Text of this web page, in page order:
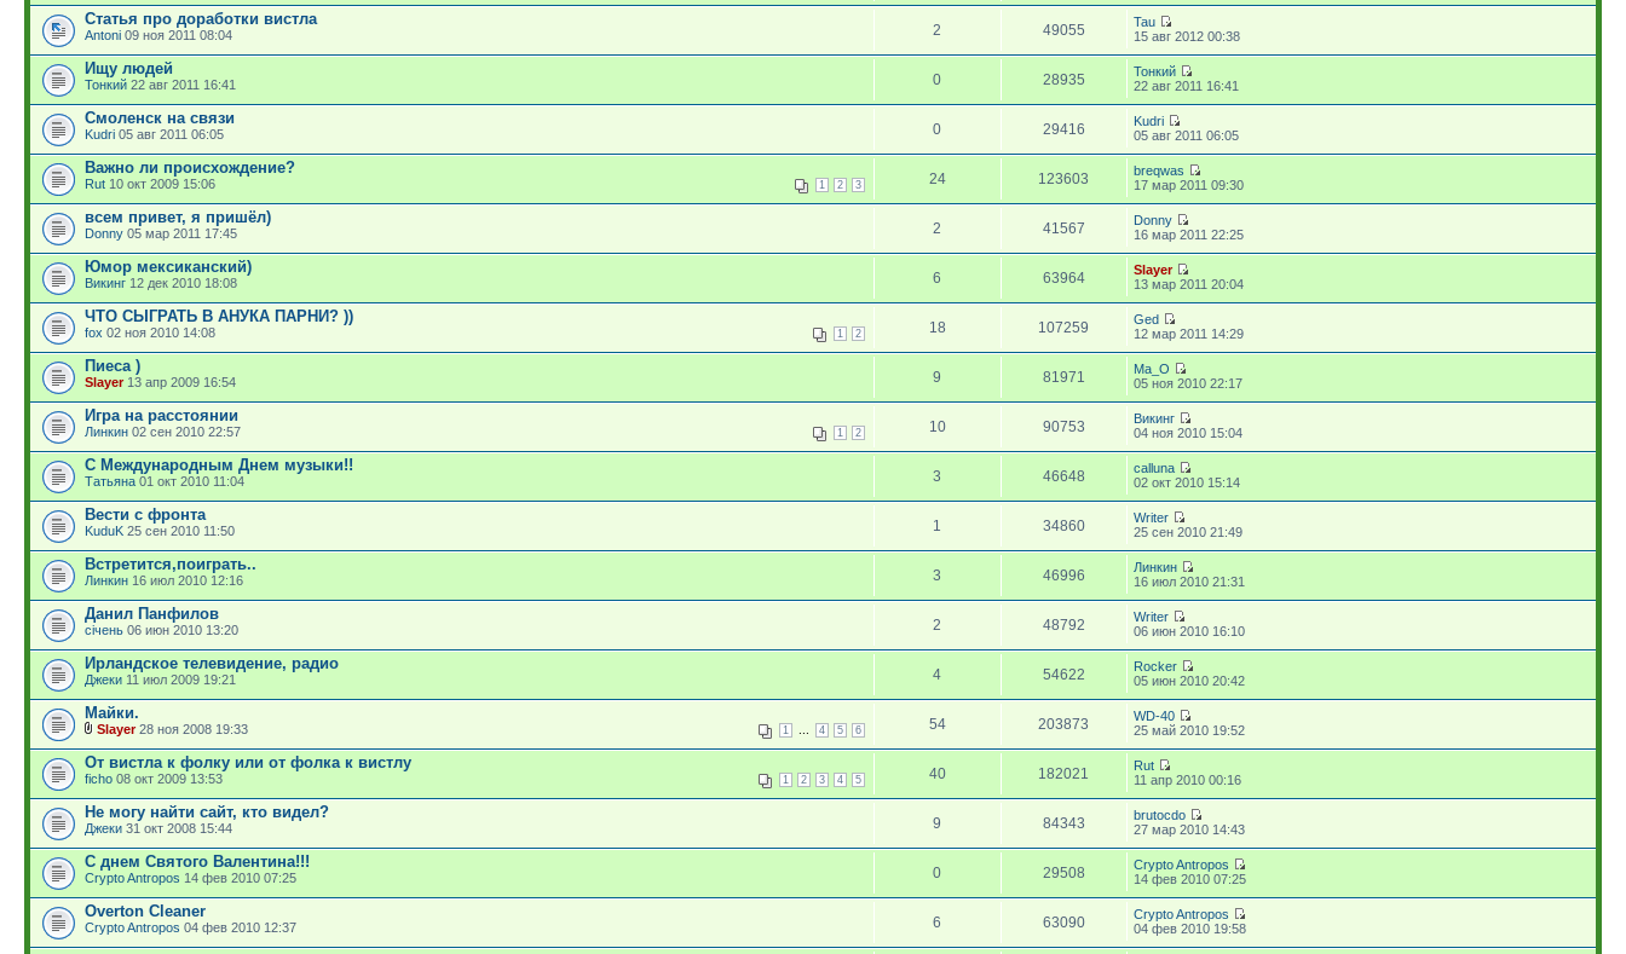
Статья про доработки вистла
Antoni 09 ноя 2011 08:04 2 49055
Tau
15 авг 2012 00:38
Ищу людей
Тонкий 22 авг 2011 16:41 0 28935
Тонкий
22 авг 2011 16:41
Смоленск на связи
Kudri 05 авг 2011 06:05 0 29416
Kudri
05 авг 2011 06:05
Важно ли происхождение?
1 2 3
Rut 10 окт 2009 15:06 24 123603
breqwas
17 мар 2011 09:30
всем привет, я пришёл)
Donny 05 мар 2011 17:45 2 41567
Donny
16 мар 2011 22:25
Юмор мексиканский)
Викинг 12 дек 2010 18:08 6 63964
Slayer
13 мар 2011 20:04
ЧТО СЫГРАТЬ В АНУКА ПАРНИ? ))
1 2
fox 02 ноя 2010 14:08 18 107259
Ged
12 мар 2011 14:29
Пиеса )
Slayer13 апр 2009 16:54 9 81971
Ma_O
05 ноя 2010 22:17
Игра на расстоянии
1 2
Линкин 02 сен 2010 22:57 10 90753
Викинг
04 ноя 2010 15:04
С Международным Днем музыки!!
Татьяна 01 окт 2010 11:04 3 46648
calluna
02 окт 2010 15:14
Вести с фронта
KuduK 25 сен 2010 11:50 1 34860
Writer
25 сен 2010 21:49
Встретится,поиграть..
Линкин 16 июл 2010 12:16 3 46996
Линкин
16 июл 2010 21:31
Данил Панфилов
сiчень 06 июн 2010 13:20 2 48792
Writer
06 июн 2010 16:10
Ирландское телевидение, радио
Джеки 11 июл 2009 19:21 4 54622
Rocker
05 июн 2010 20:42
Майки.
1 4 5 6
Slayer28 ноя 2008 19:33 54 203873
WD-40
25 май 2010 19:52
От вистла к фолку или от фолка к вистлу
1 2 3 4 5
ficho 08 окт 2009 13:53 40 182021
Rut
11 апр 2010 00:16
Не могу найти сайт, кто видел?
Джеки 31 окт 2008 15:44 9 84343
brutocdo
27 мар 2010 14:43
С днем Святого Валентина!!!
Crypto Antropos 14 фев 2010 07:25 0 29508
Crypto Antropos
14 фев 2010 07:25
Overton Cleaner
Crypto Antropos 04 фев 2010 12:37 6 63090
Crypto Antropos
04 фев 2010 19:58